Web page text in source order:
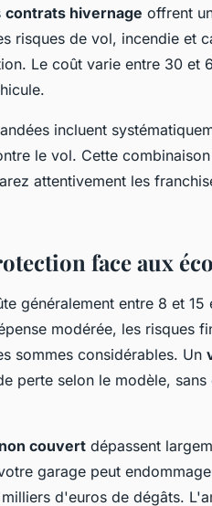
contrats hivernage offrent
risques de vol, incendie et
Le coût varie entre 30 et
incluent
le vol. Cette
attentivement les
face aux
généralement entre 8 et
modérée, les risques
sommes considérables. Un
perte selon le modèle,
couvert dépassent
garage peut
d'euros de dégâts.